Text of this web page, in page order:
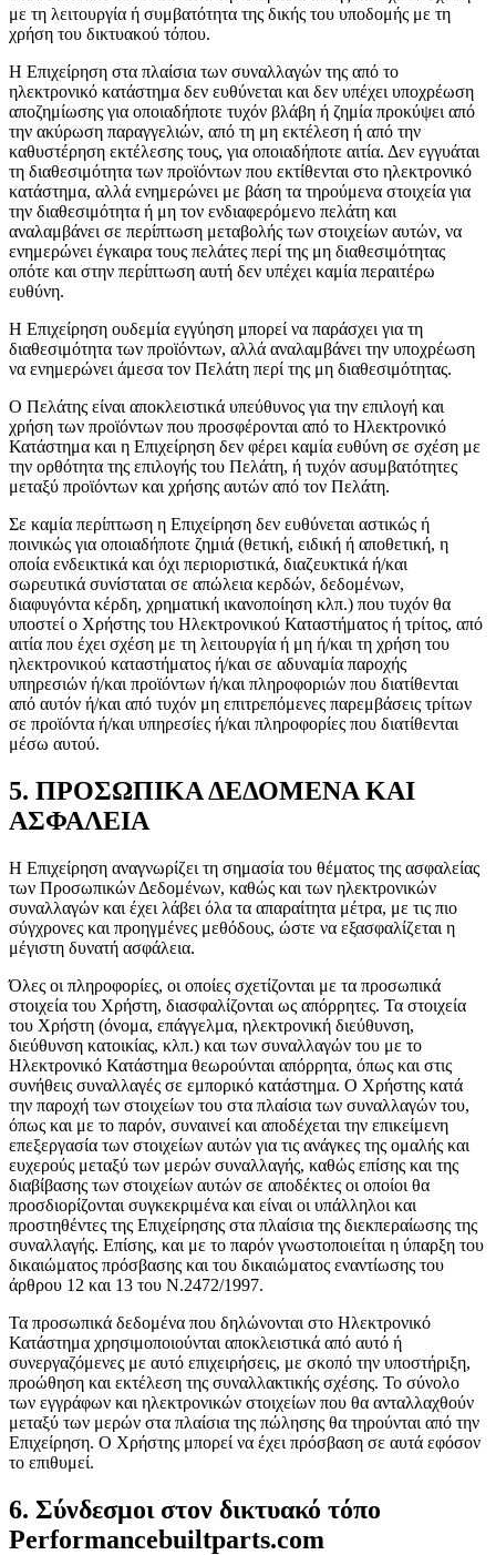
με τη λειτουργία ή συμβατότητα της δικής του υποδομής με τη
χρήση του δικτυακού τόπου.
Η Επιχείρηση στα πλαίσια των συναλλαγών της από το
ηλεκτρονικό κατάστημα δεν ευθύνεται και δεν υπέχει υποχρέωση
αποζημίωσης για οποιαδήποτε τυχόν βλάβη ή ζημία προκύψει από
την ακύρωση παραγγελιών, από τη μη εκτέλεση ή από την
καθυστέρηση εκτέλεσης τους, για οποιαδήποτε αιτία. Δεν εγγυάται
τη διαθεσιμότητα των προϊόντων που εκτίθενται στο ηλεκτρονικό
κατάστημα, αλλά ενημερώνει με βάση τα τηρούμενα στοιχεία για
την διαθεσιμότητα ή μη τον ενδιαφερόμενο πελάτη και
αναλαμβάνει σε περίπτωση μεταβολής των στοιχείων αυτών, να
ενημερώνει έγκαιρα τους πελάτες περί της μη διαθεσιμότητας
οπότε και στην περίπτωση αυτή δεν υπέχει καμία περαιτέρω
ευθύνη.
Η Επιχείρηση ουδεμία εγγύηση μπορεί να παράσχει για τη
διαθεσιμότητα των προϊόντων, αλλά αναλαμβάνει την υποχρέωση
να ενημερώνει άμεσα τον Πελάτη περί της μη διαθεσιμότητας.
Ο Πελάτης είναι αποκλειστικά υπεύθυνος για την επιλογή και
χρήση των προϊόντων που προσφέρονται από το Ηλεκτρονικό
Κατάστημα και η Επιχείρηση δεν φέρει καμία ευθύνη σε σχέση με
την ορθότητα της επιλογής του Πελάτη, ή τυχόν ασυμβατότητες
μεταξύ προϊόντων και χρήσης αυτών από τον Πελάτη.
Σε καμία περίπτωση η Επιχείρηση δεν ευθύνεται αστικώς ή
ποινικώς για οποιαδήποτε ζημιά (θετική, ειδική ή αποθετική, η
οποία ενδεικτικά και όχι περιοριστικά, διαζευκτικά ή/και
σωρευτικά συνίσταται σε απώλεια κερδών, δεδομένων,
διαφυγόντα κέρδη, χρηματική ικανοποίηση κλπ.) που τυχόν θα
υποστεί ο Χρήστης του Ηλεκτρονικού Καταστήματος ή τρίτος, από
αιτία που έχει σχέση με τη λειτουργία ή μη ή/και τη χρήση του
ηλεκτρονικού καταστήματος ή/και σε αδυναμία παροχής
υπηρεσιών ή/και προϊόντων ή/και πληροφοριών που διατίθενται
από αυτόν ή/και από τυχόν μη επιτρεπόμενες παρεμβάσεις τρίτων
σε προϊόντα ή/και υπηρεσίες ή/και πληροφορίες που διατίθενται
μέσω αυτού.
5. ΠΡΟΣΩΠΙΚΑ ΔΕΔΟΜΕΝΑ ΚΑΙ
ΑΣΦΑΛΕΙΑ
Η Επιχείρηση αναγνωρίζει τη σημασία του θέματος της ασφαλείας
των Προσωπικών Δεδομένων, καθώς και των ηλεκτρονικών
συναλλαγών και έχει λάβει όλα τα απαραίτητα μέτρα, με τις πιο
σύγχρονες και προηγμένες μεθόδους, ώστε να εξασφαλίζεται η
μέγιστη δυνατή ασφάλεια.
Όλες οι πληροφορίες, οι οποίες σχετίζονται με τα προσωπικά
στοιχεία του Χρήστη, διασφαλίζονται ως απόρρητες. Τα στοιχεία
του Χρήστη (όνομα, επάγγελμα, ηλεκτρονική διεύθυνση,
διεύθυνση κατοικίας, κλπ.) και των συναλλαγών του με το
Ηλεκτρονικό Κατάστημα θεωρούνται απόρρητα, όπως και στις
συνήθεις συναλλαγές σε εμπορικό κατάστημα. Ο Χρήστης κατά
την παροχή των στοιχείων του στα πλαίσια των συναλλαγών του,
όπως και με το παρόν, συναινεί και αποδέχεται την επικείμενη
επεξεργασία των στοιχείων αυτών για τις ανάγκες της ομαλής και
ευχερούς μεταξύ των μερών συναλλαγής, καθώς επίσης και της
διαβίβασης των στοιχείων αυτών σε αποδέκτες οι οποίοι θα
προσδιορίζονται συγκεκριμένα και είναι οι υπάλληλοι και
προστηθέντες της Επιχείρησης στα πλαίσια της διεκπεραίωσης της
συναλλαγής. Επίσης, και με το παρόν γνωστοποιείται η ύπαρξη του
δικαιώματος πρόσβασης και του δικαιώματος εναντίωσης του
άρθρου 12 και 13 του Ν.2472/1997.
Τα προσωπικά δεδομένα που δηλώνονται στο Ηλεκτρονικό
Κατάστημα χρησιμοποιούνται αποκλειστικά από αυτό ή
συνεργαζόμενες με αυτό επιχειρήσεις, με σκοπό την υποστήριξη,
προώθηση και εκτέλεση της συναλλακτικής σχέσης. Το σύνολο
των εγγράφων και ηλεκτρονικών στοιχείων που θα ανταλλαχθούν
μεταξύ των μερών στα πλαίσια της πώλησης θα τηρούνται από την
Επιχείρηση. Ο Χρήστης μπορεί να έχει πρόσβαση σε αυτά εφόσον
το επιθυμεί.
6. Σύνδεσμοι στον δικτυακό τόπο
Performancebuiltparts.com